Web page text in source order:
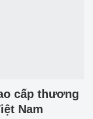
cấp thương
Nam